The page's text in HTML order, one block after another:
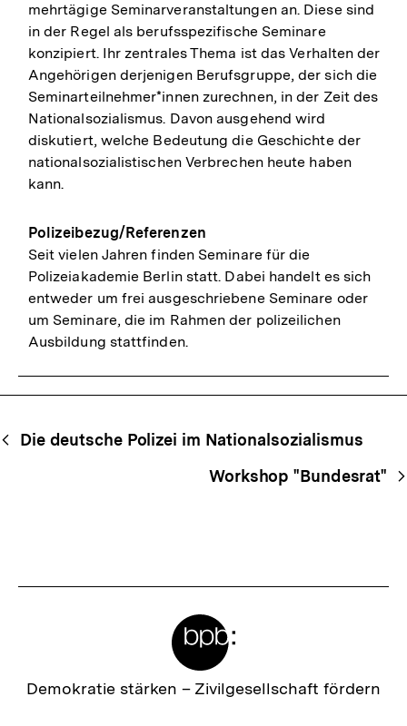
mehrtägige Seminarveranstaltungen an. Diese sind
in der Regel als berufsspezifische Seminare
konzipiert. Ihr zentrales Thema ist das Verhalten der
Angehörigen derjenigen Berufsgruppe, der sich die
Seminarteilnehmer*innen zurechnen, in der Zeit des
Nationalsozialismus. Davon ausgehend wird
diskutiert, welche Bedeutung die Geschichte der
nationalsozialistischen Verbrechen heute haben
kann.
Polizeibezug/Referenzen
Seit vielen Jahren finden Seminare für die
Polizeiakademie Berlin statt. Dabei handelt es sich
entweder um frei ausgeschriebene Seminare oder
um Seminare, die im Rahmen der polizeilichen
Ausbildung stattfinden.
Begriffsnavigation
Content-
Navigation
Die deutsche Polizei im Nationalsozialismus
Workshop "Bundesrat"
Zur
Demokratie stärken – Zivilgesellschaft fördern